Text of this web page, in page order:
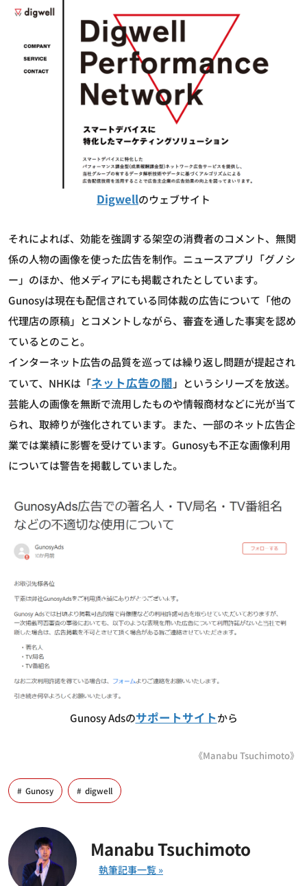
Digwellのウェブサイト
それによれば、効能を強調する架空の消費者のコメント、無関
係の人物の画像を使った広告を制作。ニュースアプリ「グノシ
ー」のほか、他メディアにも掲載されたとしています。
Gunosyは現在も配信されている同体裁の広告について「他の
代理店の原稿」とコメントしながら、審査を通した事実を認め
ているとのこと。
インターネット広告の品質を巡っては繰り返し問題が提起され
ていて、NHKは「ネット広告の闇 」というシリーズを放送。
芸能人の画像を無断で流用したものや情報商材などに光が当て
られ、取締りが強化されています。また、一部のネット広告企
業では業績に影響を受けています。Gunosyも不正な画像利用
については警告を掲載していました。
Gunosy Adsのサポートサイトから
《Manabu Tsuchimoto》
Gunosy digwell
Manabu Tsuchimoto